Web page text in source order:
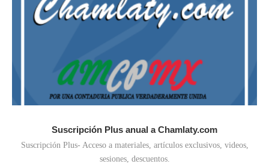
Suscripción Plus anual a Chamlaty.com
Suscripción Plus- Acceso a materiales, artículos exclusivos, videos,
sesiones, descuentos.